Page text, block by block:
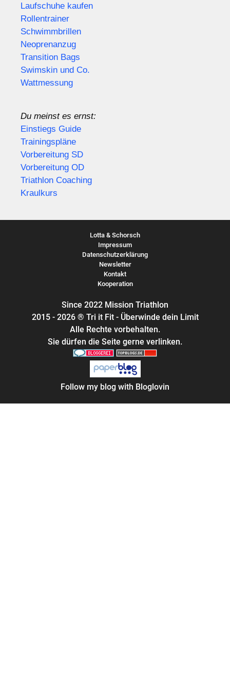
Laufschuhe kaufen
Rollentrainer
Schwimmbrillen
Neoprenanzug
Transition Bags
Swimskin und Co.
Wattmessung
Du meinst es ernst:
Einstiegs Guide
Trainingspläne
Vorbereitung SD
Vorbereitung OD
Triathlon Coaching
Kraulkurs
Lotta & Schorsch
Impressum
Datenschutzerklärung
Newsletter
Kontakt
Kooperation
Since 2022 Mission Triathlon
2015 - 2026 ® Tri it Fit - Überwinde dein Limit
Alle Rechte vorbehalten.
Sie dürfen die Seite gerne verlinken.
Follow my blog with Bloglovin